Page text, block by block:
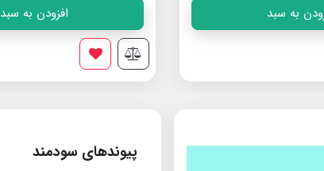
به سبد افزودن به سبد
پیوندهای سودمند